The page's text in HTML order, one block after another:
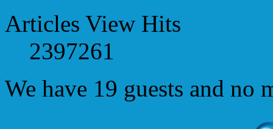
Articles View Hits
2397261
We have 19 guests and no